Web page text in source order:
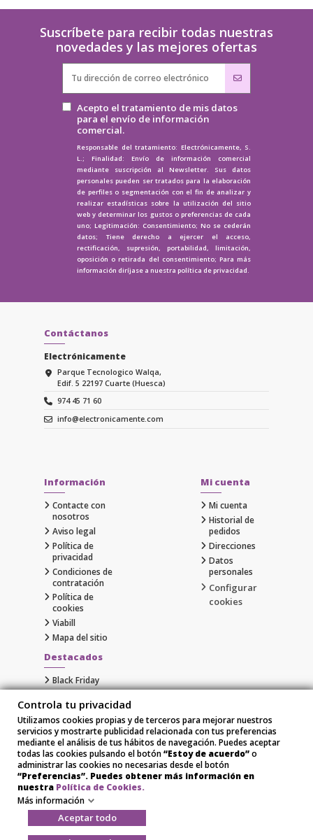
Suscríbete para recibir todas nuestras
novedades y las mejores ofertas
Acepto el tratamiento de mis datos
para el envío de información
comercial.
Responsable del tratamiento: Electrónicamente, S.
L.; Finalidad: Envío de información comercial
mediante suscripción al Newsletter. Sus datos
personales pueden ser tratados para la elaboración
de perfiles o segmentación con el fin de analizar y
realizar estadísticas sobre la utilización del sitio
web y determinar los gustos o preferencias de cada
uno; Legitimación: Consentimiento; No se cederán
datos; Tiene derecho a ejercer el acceso,
rectificación, supresión, portabilidad, limitación,
oposición o retirada del consentimiento; Para más
información diríjase a nuestra política de privacidad.
Contáctanos
Electrónicamente
Parque Tecnologico Walqa,
Edif. 5 22197 Cuarte (Huesca)
974 45 71 60
info@electronicamente.com
Información
Contacte con
nosotros
Aviso legal
Política de
privacidad
Condiciones de
contratación
Política de
cookies
Viabill
Mapa del sitio
Mi cuenta
Mi cuenta
Historial de
pedidos
Direcciones
Datos
personales
Configurar
cookies
Destacados
Black Friday
Gaming
Comprar Apple al Mejor Precio
Samsung
Xiaomi
Controla tu privacidad
Utilizamos cookies propias y de terceros para mejorar nuestros
servicios y mostrarte publicidad relacionada con tus preferencias
mediante el análisis de tus hábitos de navegación. Puedes aceptar
todas las cookies pulsando el botón“Estoy de acuerdo”o
administrar las cookies no necesarias desde el botón
“Preferencias”. Puedes obtener más información en
nuestra Política de Cookies.
Más información
Aceptar todo